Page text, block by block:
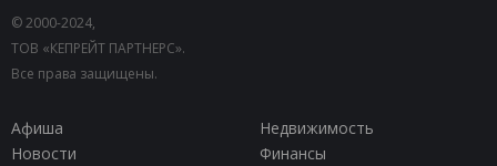
© 2000-2024,
ТОВ «КЕПРЕЙТ ПАРТНЕРС».
Все права защищены.
Афиша
Недвижимость
Новости
Финансы